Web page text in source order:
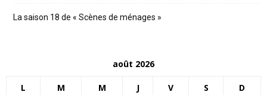
La saison 18 de « Scènes de ménages »
août 2026
L M M J V S D